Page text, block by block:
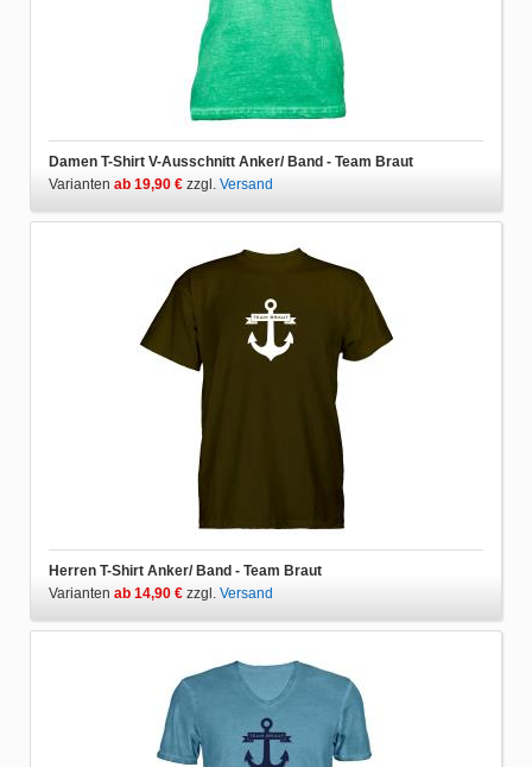
Damen T-Shirt V-Ausschnitt Anker/ Band - Team Braut
Varianten ab 19,90 € zzgl. Versand
Herren T-Shirt Anker/ Band - Team Braut
Varianten ab 14,90 € zzgl. Versand